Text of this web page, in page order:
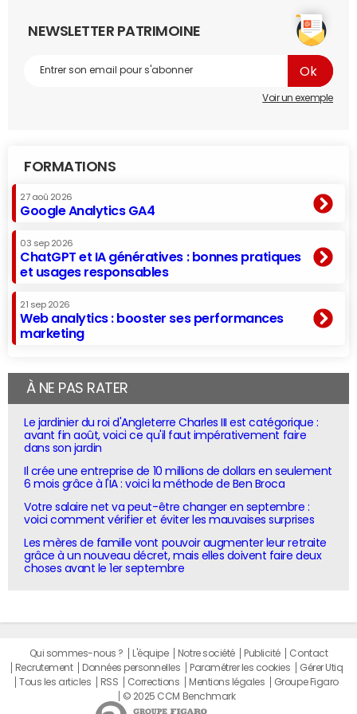
NEWSLETTER PATRIMOINE
Voir un exemple
FORMATIONS
27 aoû 2026
Google Analytics GA4
03 sep 2026
ChatGPT et IA génératives : bonnes pratiques
et usages responsables
21 sep 2026
Web analytics : booster ses performances
marketing
À NE PAS RATER
Le jardinier du roi d'Angleterre Charles III est catégorique :
avant fin août, voici ce qu'il faut impérativement faire
dans son jardin
Il crée une entreprise de 10 millions de dollars en seulement
6 mois grâce à l'IA : voici la méthode de Ben Broca
Votre salaire net va peut-être changer en septembre :
voici comment vérifier et éviter les mauvaises surprises
Les mères de famille vont pouvoir augmenter leur retraite
grâce à un nouveau décret, mais elles doivent faire deux
choses avant le 1er septembre
Qui sommes-nous ? L'équipe Notre société Publicité
Contact
Recrutement
Données personnelles Paramétrer les cookies
Gérer Utiq
Tous les articles
RSS Corrections Mentions légales
Groupe Figaro
© 2025 CCM Benchmark